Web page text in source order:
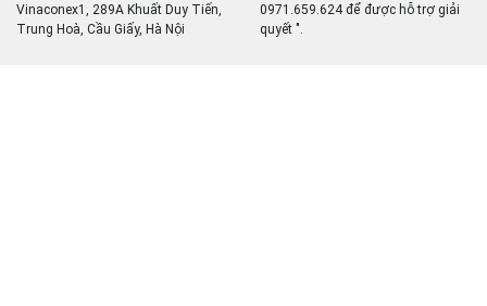
Vinaconex1, 289A Khuất Duy Tiến,
Trung Hoà, Cầu Giấy, Hà Nội
0971.659.624 để được hỗ trợ giải
quyết ".